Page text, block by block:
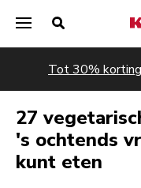
Tot 30%
27
's ochtends
kunt eten